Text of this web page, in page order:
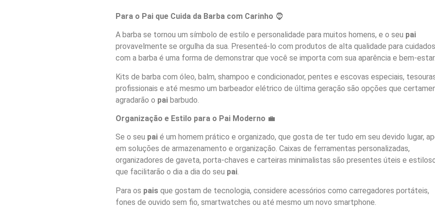
Para o Pai que Cuida da Barba com Carinho 🧔
A barba se tornou um símbolo de estilo e personalidade para muitos homens, e o seu pai
provavelmente se orgulha da sua. Presenteá-lo com produtos de alta qualidade para cuidados
com a barba é uma forma de demonstrar que você se importa com sua aparência e bem-estar.
Kits de barba com óleo, balm, shampoo e condicionador, pentes e escovas especiais,
profissionais e até mesmo um barbeador elétrico de última geração são opções que
agradarão o paibarbudo.
Organização e Estilo para o Pai Moderno 💼
Se o seu paié um homem prático e organizado, que gosta de ter tudo em seu devido lugar,
em soluções de armazenamento e organização. Caixas de ferramentas personalizadas,
organizadores de gaveta, porta-chaves e carteiras minimalistas são presentes úteis e
que facilitarão o dia a dia do seu pai.
Para os paisque gostam de tecnologia, considere acessórios como carregadores portáteis,
fones de ouvido sem fio, smartwatches ou até mesmo um novo smartphone.